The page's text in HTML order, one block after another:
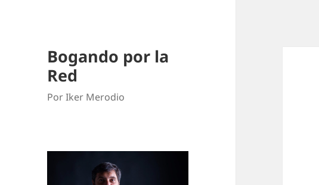
Bogando por la
Red
Por Iker Merodio